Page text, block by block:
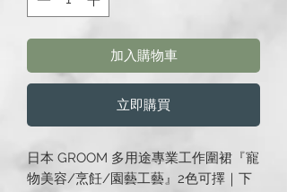
加入購物車
立即購買
日本 GROOM 多用途專業工作圍裙『寵
物美容/烹飪/園藝工藝』2色可擇｜下